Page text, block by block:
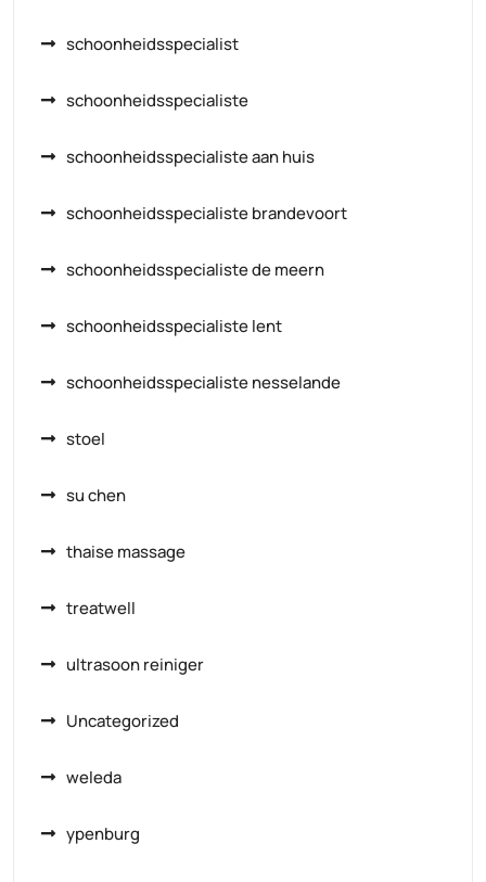
schoonheidsspecialist
schoonheidsspecialiste
schoonheidsspecialiste aan huis
schoonheidsspecialiste brandevoort
schoonheidsspecialiste de meern
schoonheidsspecialiste lent
schoonheidsspecialiste nesselande
stoel
su chen
thaise massage
treatwell
ultrasoon reiniger
Uncategorized
weleda
ypenburg